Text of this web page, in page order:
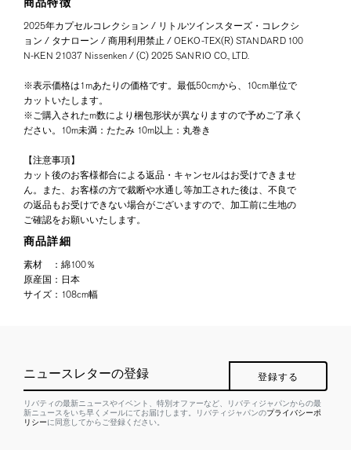
商品特徴
2025年カプセルコレクション / リトルツインスターズ・コレクシ
ョン / タナローン / 商用利用禁止 / OEKO-TEX(R) STANDARD 100
N-KEN 21037 Nissenken / (C) 2025 SANRIO CO., LTD.
※表示価格は1mあたりの価格です。最低50cmから、10cm単位で
カットいたします。
※ご購入されたm数により梱包形状が異なりますので予めご了承く
ださい。10m未満：たたみ 10m以上：丸巻き
【注意事項】
カット後のお客様都合による返品・キャンセルはお受けできませ
ん。また、お客様の方で裁断や水通し等加工された後は、不良で
の返品もお受けできない場合がございますので、加工前に生地の
ご確認をお願いいたします。
商品詳細
素材 ： 綿100％
原産国 ： 日本
サイズ ： 108cm幅
ニュースレターの登録 登録する
リバティの最新ニュースやイベント、特別オファーなど、リバティジャパンからの最
新ニュースをいち早くメールにてお届けします。リバティジャパンのプライバシーポ
リシーに同意してからご登録ください。